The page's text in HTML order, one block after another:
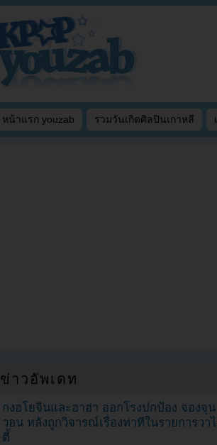
หน้าแรก youzab รวมวันเกิดศิลปินเกาหลี
ข่าวอัพเดท
กงฮโยจินและฮาฮ่า ออกโรงปกป้อง จองจุน
วอน หลังถูกวิจารณ์เรื่องท่าทีในรายการวา
ตี้